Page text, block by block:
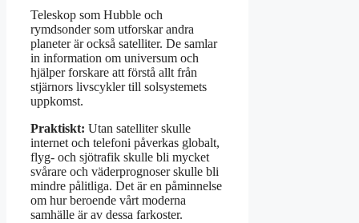
Teleskop som Hubble och
rymdsonder som utforskar andra
planeter är också satelliter. De samlar
in information om universum och
hjälper forskare att förstå allt från
stjärnors livscykler till solsystemets
uppkomst.
Praktiskt: Utan satelliter skulle
internet och telefoni påverkas globalt,
flyg- och sjötrafik skulle bli mycket
svårare och väderprognoser skulle bli
mindre pålitliga. Det är en påminnelse
om hur beroende vårt moderna
samhälle är av dessa farkoster.